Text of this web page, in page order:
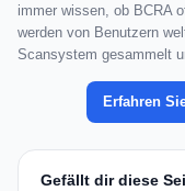
immer wissen, ob BCRA
werden von Benutzern
Scansystem gesammelt
Erfahren
Gefällt dir diese